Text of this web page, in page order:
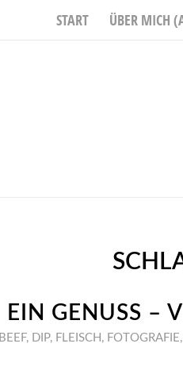
START ÜBER MICH
EIN GENUSS –
BEEF, DIP, FLEISCH , FOTOGRAFIE,